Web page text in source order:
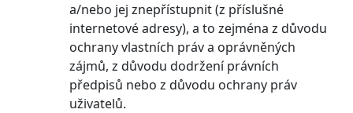
a/nebo jej znepřístupnit (z příslušné
internetové adresy), a to zejména z důvodu
ochrany vlastních práv a oprávněných
zájmů, z důvodu dodržení právních
předpisů nebo z důvodu ochrany práv
uživatelů.